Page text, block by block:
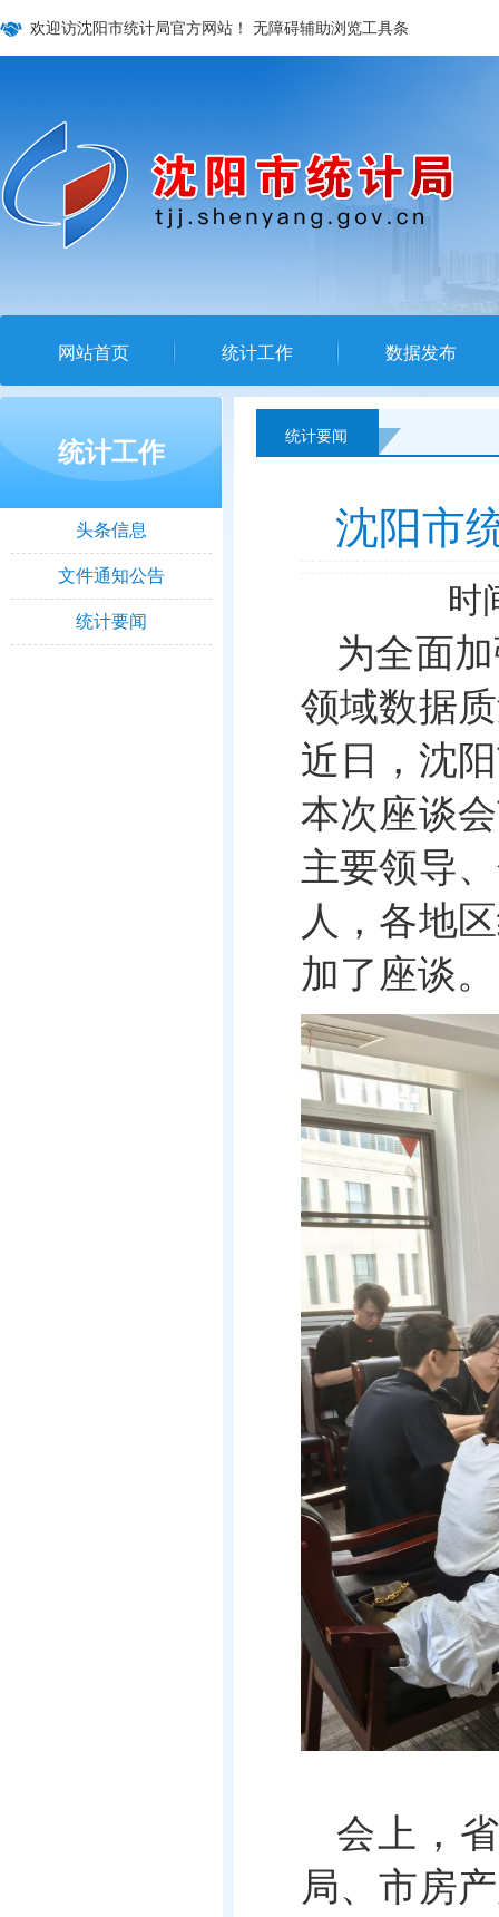
欢迎访沈阳市统计局官方网站！ 无障碍辅助浏览工具条
网站首页 统计工作 数据发布
统计工作
头条信息
文件通知公告
统计要闻
统计要闻
沈阳市
时
为全面
领域数据
近日，沈
本次座谈
主要领导
人，各地
加了座谈。
会上，
局、市房